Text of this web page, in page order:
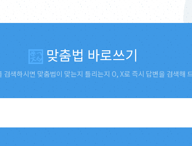
맞춤법 바로쓰기
검색하시면 맞춤법이 맞는지 틀리는지 O, X로 즉시 답변을 검색해